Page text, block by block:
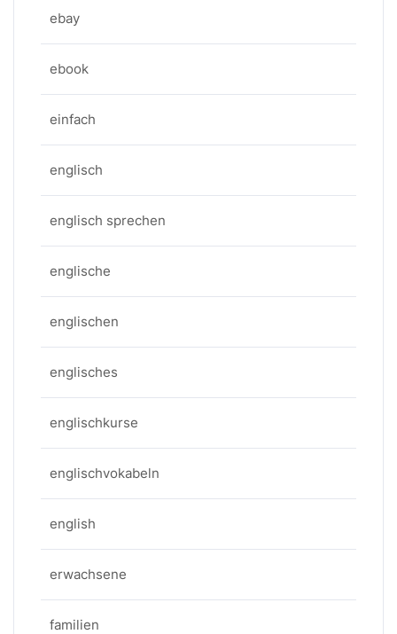
ebay
ebook
einfach
englisch
englisch sprechen
englische
englischen
englisches
englischkurse
englischvokabeln
english
erwachsene
familien